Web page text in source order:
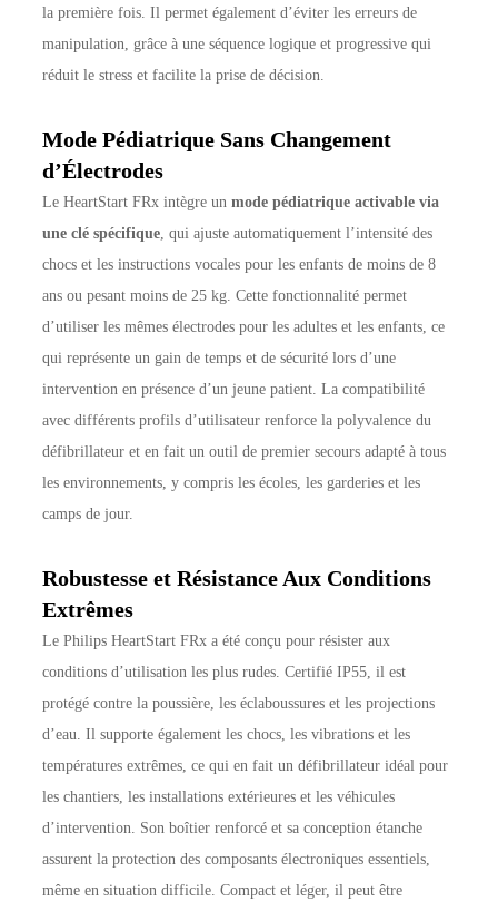
la première fois. Il permet également d’éviter les erreurs de
manipulation, grâce à une séquence logique et progressive qui
réduit le stress et facilite la prise de décision.
Mode Pédiatrique Sans Changement
d’Électrodes
Le HeartStart FRx intègre unmode pédiatrique activable via
une clé spécifique, qui ajuste automatiquement l’intensité des
chocs et les instructions vocales pour les enfants de moins de 8
ans ou pesant moins de 25 kg. Cette fonctionnalité permet
d’utiliser les mêmes électrodes pour les adultes et les enfants, ce
qui représente un gain de temps et de sécurité lors d’une
intervention en présence d’un jeune patient. La compatibilité
avec différents profils d’utilisateur renforce la polyvalence du
défibrillateur et en fait un outil de premier secours adapté à tous
les environnements, y compris les écoles, les garderies et les
camps de jour.
Robustesse et Résistance Aux Conditions
Extrêmes
Le Philips HeartStart FRx a été conçu pour résister aux
conditions d’utilisation les plus rudes. Certifié IP55, il est
protégé contre la poussière, les éclaboussures et les projections
d’eau. Il supporte également les chocs, les vibrations et les
températures extrêmes, ce qui en fait un défibrillateur idéal pour
les chantiers, les installations extérieures et les véhicules
d’intervention. Son boîtier renforcé et sa conception étanche
assurent la protection des composants électroniques essentiels,
même en situation difficile. Compact et léger, il peut être